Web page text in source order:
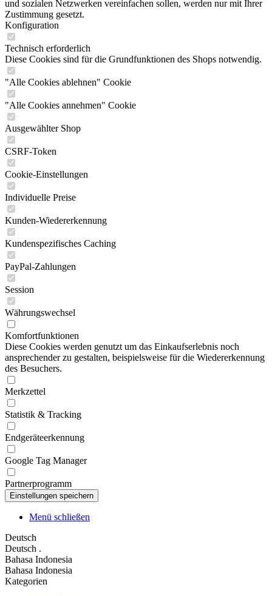
und sozialen Netzwerken vereinfachen sollen, werden nur mit Ihrer
Zustimmung gesetzt.
Konfiguration
Technisch erforderlich
Diese Cookies sind für die Grundfunktionen des Shops notwendig.
"Alle Cookies ablehnen" Cookie
"Alle Cookies annehmen" Cookie
Ausgewählter Shop
CSRF-Token
Cookie-Einstellungen
Individuelle Preise
Kunden-Wiedererkennung
Kundenspezifisches Caching
PayPal-Zahlungen
Session
Währungswechsel
Komfortfunktionen
Diese Cookies werden genutzt um das Einkaufserlebnis noch
ansprechender zu gestalten, beispielsweise für die Wiedererkennung
des Besuchers.
Merkzettel
Statistik & Tracking
Endgeräteerkennung
Google Tag Manager
Partnerprogramm
Menü schließen
Deutsch
Deutsch .
Bahasa Indonesia
Bahasa Indonesia
Kategorien